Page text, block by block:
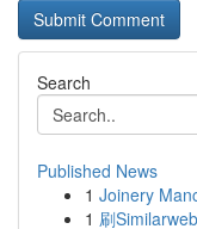
Search
Published News
1 Joinery
1 刷